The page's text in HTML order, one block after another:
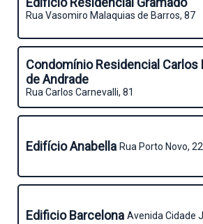
Rua Vasomiro Malaquias de Barros, 87
Condomínio Residencial Carlos
de Andrade
Rua Carlos Carnevalli, 81
Edifício Anabella Rua Porto Novo,
Edificio Barcelona Avenida Cidade